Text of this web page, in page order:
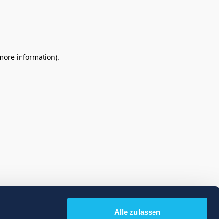
Alle zulassen
information).